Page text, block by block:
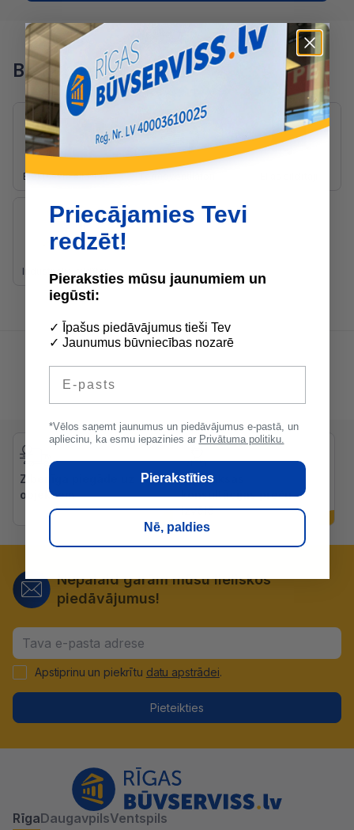
Blakus kategorijas
Elektriskie sildītāji Termoventilātori
Industriālie sildītāji
Zibenīga piegāde uz
objektiem
Bezmaksas
konsultācijas preču
izvēlē
Nepalaid garām mūsu lieliskos
piedāvājumus!
Apstiprinu un piekrītu datu apstrādei.
Pieteikties
RīgaDaugavpilsVentspils
Priecājamies Tevi
redzēt!
Pieraksties mūsu jaunumiem un
iegūsti:
✓ Īpašus piedāvājumus tieši Tev
✓ Jaunumus būvniecības nozarē
*Vēlos saņemt jaunumus un piedāvājumus e-pastā, un
apliecinu, ka esmu iepazinies ar Privātuma politiku.
Pierakstīties
Nē, paldies